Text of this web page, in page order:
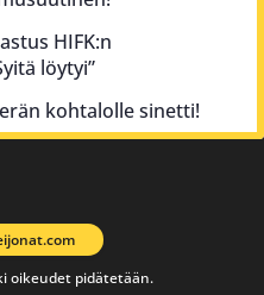
HIFK:n
löytyi”
kohtalolle sinetti!
oikeudet pidätetään.